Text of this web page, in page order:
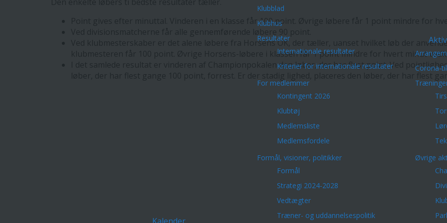
Klubblad
Klubhus
Resultater
Internationale resultater
Kriterier for internationale resultater
For medlemmer
Kontingent 2026
Klubtøj
Medlemsliste
Medlemsfordele
Formål, visioner, politikker
Formål
Strategi 2024-2028
Vedtægter
Træner- og uddannelsespolitik
Corona-
Øvrige
Point gives efter minuttal. Vinderen i en klasse får 100 point. Øvrige løbere får 1 point mindre for
Ved klubmesterskaber er det alene løbere fra Horsens OK, der tæller, uanset hvilket løb der
klubmesteren får 100 point. Øvrige Horsens-løbere i klassen får 1 point mindre for hvert minut
I det samlede resultat er vinderen af Championpokalen den løber, der har flest point. Ved
løber, der har flest gange 100 point, forrest. Er der stadig lighed, placeres den løber, der har flest